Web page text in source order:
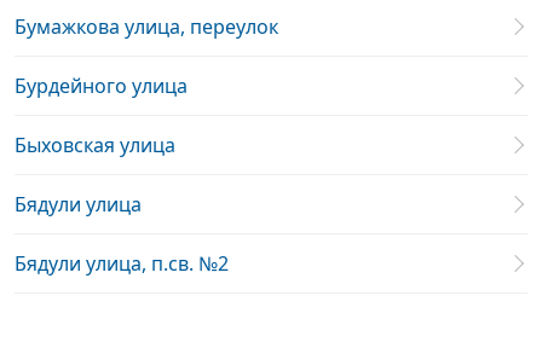
Бумажкова улица, переулок
Бурдейного улица
Быховская улица
Бядули улица
Бядули улица, п.св. №2